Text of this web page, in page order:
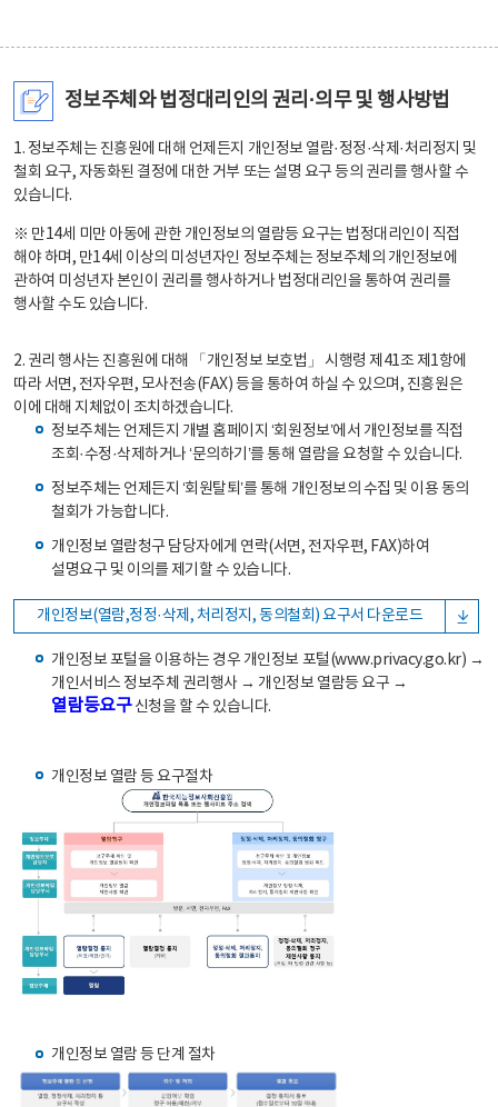
정보주체와 법정대리인의 권리·의무 및 행사방법
1. 정보주체는 진흥원에 대해 언제든지 개인정보 열람·정정·삭제·처리정지 및
철회 요구, 자동화된 결정에 대한 거부 또는 설명 요구 등의 권리를 행사할 수
있습니다.
※ 만14세 미만 아동에 관한 개인정보의 열람등 요구는 법정대리인이 직접
해야 하며, 만14세 이상의 미성년자인 정보주체는 정보주체의 개인정보에
관하여 미성년자 본인이 권리를 행사하거나 법정대리인을 통하여 권리를
행사할 수도 있습니다.
2. 권리 행사는 진흥원에 대해 「개인정보 보호법」 시행령 제41조 제1항에
따라 서면, 전자우편, 모사전송(FAX) 등을 통하여 하실 수 있으며, 진흥원은
이에 대해 지체없이 조치하겠습니다.
정보주체는 언제든지 개별 홈페이지 ‘회원정보’에서 개인정보를 직접
조회·수정·삭제하거나 ‘문의하기’를 통해 열람을 요청할 수 있습니다.
정보주체는 언제든지 ‘회원탈퇴’를 통해 개인정보의 수집 및 이용 동의
철회가 가능합니다.
개인정보 열람청구 담당자에게 연락(서면, 전자우편, FAX)하여
설명요구 및 이의를 제기할 수 있습니다.
개인정보(열람,정정·삭제, 처리정지, 동의철회) 요구서 다운로드
개인정보 포털을 이용하는 경우 개인정보 포털(www.privacy.go.kr) →
개인서비스 정보주체 권리행사 → 개인정보 열람등 요구 →
열람등요구신청을 할 수 있습니다.
개인정보 열람 등 요구절차
개인정보 열람 등 단계 절차